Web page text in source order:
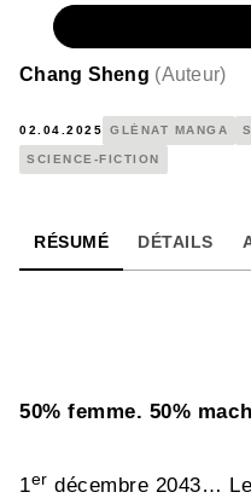
Chang Sheng (Auteur)
02.04.2025 GLÉNAT MANGA
SCIENCE-FICTION
RÉSUMÉ DÉTAILS
50% femme. 50%
1er décembre 2043…